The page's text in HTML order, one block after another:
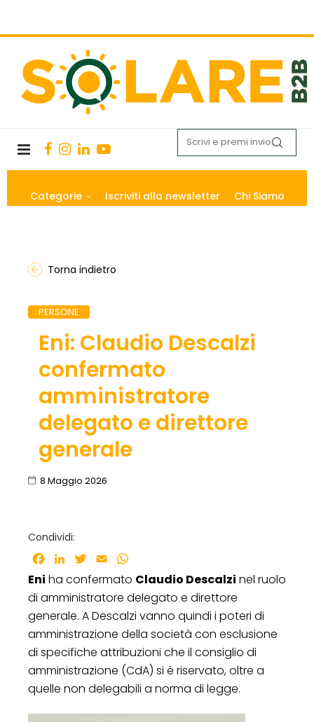
Categorie Iscriviti alla newsletter Chi Siamo
Torna indietro
PERSONE
Eni: Claudio Descalzi
confermato
amministratore
delegato e direttore
generale
8 Maggio 2026
Condividi:
Facebook
LinkedInTwitter
Email
Eni ha confermato Claudio Descalzi nel ruolo
di amministratore delegato e direttore
generale. A Descalzi vanno quindi i poteri di
amministrazione della società con esclusione
di specifiche attribuzioni che il consiglio di
amministrazione (CdA) si è riservato, oltre a
quelle non delegabili a norma di legge.